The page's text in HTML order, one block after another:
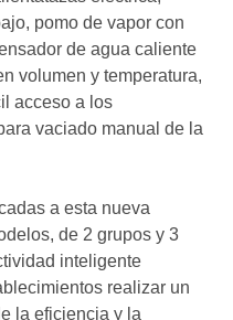
pomo de vapor con
de agua caliente
volumen y temperatura,
acceso a los
vaciado manual de la
a esta nueva
de 2 grupos y 3
inteligente
realizar un
la eficiencia y la